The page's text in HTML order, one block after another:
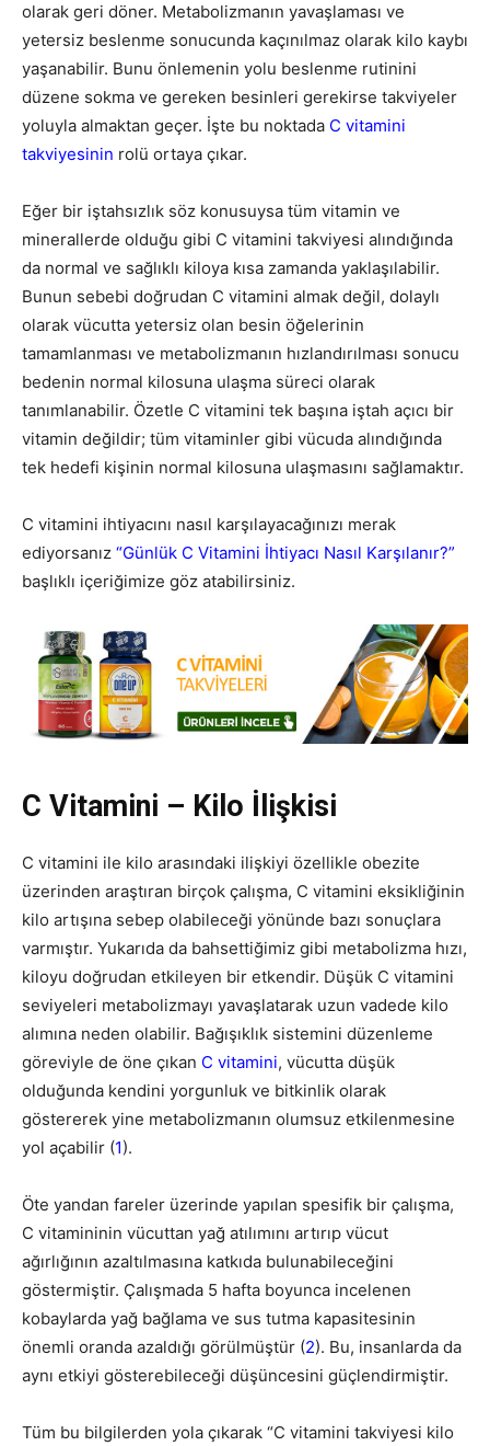
olarak geri döner. Metabolizmanın yavaşlaması ve
yetersiz beslenme sonucunda kaçınılmaz olarak kilo kaybı
yaşanabilir. Bunu önlemenin yolu beslenme rutinini
düzene sokma ve gereken besinleri gerekirse takviyeler
yoluyla almaktan geçer. İşte bu noktada C vitamini
takviyesinin rolü ortaya çıkar.
Eğer bir iştahsızlık söz konusuysa tüm vitamin ve
minerallerde olduğu gibi C vitamini takviyesi alındığında
da normal ve sağlıklı kiloya kısa zamanda yaklaşılabilir.
Bunun sebebi doğrudan C vitamini almak değil, dolaylı
olarak vücutta yetersiz olan besin öğelerinin
tamamlanması ve metabolizmanın hızlandırılması sonucu
bedenin normal kilosuna ulaşma süreci olarak
tanımlanabilir. Özetle C vitamini tek başına iştah açıcı bir
vitamin değildir; tüm vitaminler gibi vücuda alındığında
tek hedefi kişinin normal kilosuna ulaşmasını sağlamaktır.
C vitamini ihtiyacını nasıl karşılayacağınızı merak
ediyorsanız “Günlük C Vitamini İhtiyacı Nasıl Karşılanır?”
başlıklı içeriğimize göz atabilirsiniz.
C Vitamini – Kilo İlişkisi
C vitamini ile kilo arasındaki ilişkiyi özellikle obezite
üzerinden araştıran birçok çalışma, C vitamini eksikliğinin
kilo artışına sebep olabileceği yönünde bazı sonuçlara
varmıştır. Yukarıda da bahsettiğimiz gibi metabolizma hızı,
kiloyu doğrudan etkileyen bir etkendir. Düşük C vitamini
seviyeleri metabolizmayı yavaşlatarak uzun vadede kilo
alımına neden olabilir. Bağışıklık sistemini düzenleme
göreviyle de öne çıkan C vitamini, vücutta düşük
olduğunda kendini yorgunluk ve bitkinlik olarak
göstererek yine metabolizmanın olumsuz etkilenmesine
yol açabilir (1).
Öte yandan fareler üzerinde yapılan spesifik bir çalışma,
C vitamininin vücuttan yağ atılımını artırıp vücut
ağırlığının azaltılmasına katkıda bulunabileceğini
göstermiştir. Çalışmada 5 hafta boyunca incelenen
kobaylarda yağ bağlama ve sus tutma kapasitesinin
önemli oranda azaldığı görülmüştür (2). Bu, insanlarda da
aynı etkiyi gösterebileceği düşüncesini güçlendirmiştir.
Tüm bu bilgilerden yola çıkarak “C vitamini takviyesi kilo